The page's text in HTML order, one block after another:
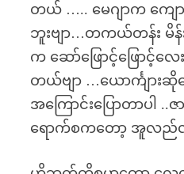
တယ် ….. မေဂျာက ကျေ
ဘူးဗျာ…တကယ်တန်း မိ
က ဆော်ဖြောင့်ဖြောင့်
တယ်ဗျာ …ယောင်္ကျား
အကြောင်းပြောတာပါ
ရောက်စကတော့ အူလည်လ